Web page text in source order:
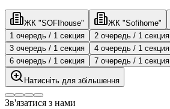
ЖК "SOFIhouse" ЖК "Sofihome"
1 очередь / 1 секция
2 очередь / 1 секция
3 очередь / 1 секция
4 очередь / 1 секция
6 очередь / 1 секция
7 очередь / 1 секция
Натисніть для збільшення
Зв'язатися з нами